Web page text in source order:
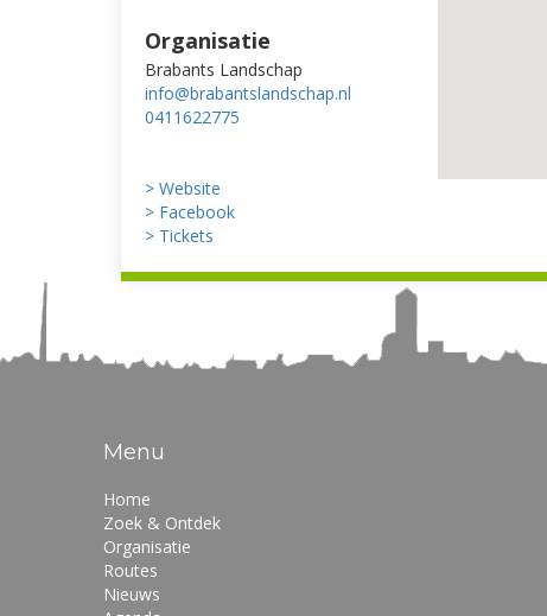
Organisatie
Brabants Landschap
info@brabantslandschap.nl
0411622775
> Website
> Facebook
> Tickets
Menu
Home
Zoek & Ontdek
Organisatie
Routes
Nieuws